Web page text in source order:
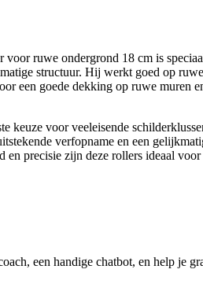
ruwe ondergrond 18 cm is
structuur. Hij werkt goed op
een goede dekking op ruwe
keuze voor veeleisende
verfopname en een
en precisie zijn deze rollers ideaal
een handige chatbot, en help je